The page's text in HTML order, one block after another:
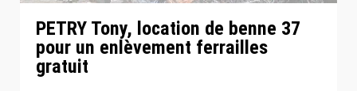
PETRY Tony, location de benne 37
pour un enlèvement ferrailles
gratuit